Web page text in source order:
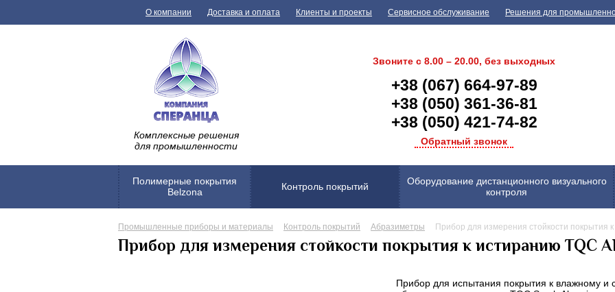
О компании Доставка и оплата Клиенты и проекты Сервисное обслуживание Решения для
Комплексные решения
для промышленности
Звоните с 8.00 – 20.00, без выходных
+38 (067) 664-97-89
+38 (050) 361-36-81
+38 (050) 421-74-82
Обратный звонок
Полимерные покрытия
Belzona
Контроль покрытий
Оборудование дистанционного визуального
контроля
Промышленные приборы и материалы Контроль покрытий Абразиметры Прибор для измерения стойкости покрытия
Прибор для измерения стойкости покрытия к истиранию TQC
Прибор для испытания покрытия к влажному и